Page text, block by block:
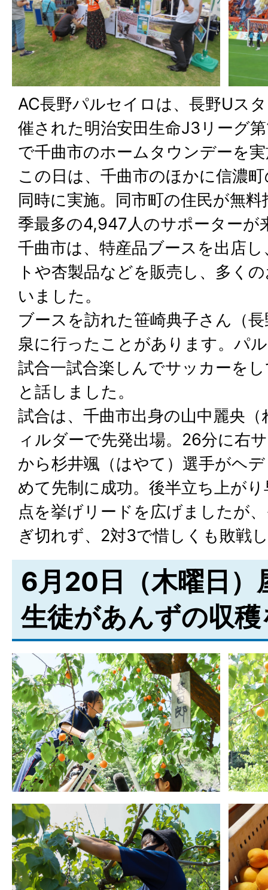
AC長野パルセイロは、長野Uス
催された明治安田生命J3リーグ
で千曲市のホームタウンデーを
この日は、千曲市のほかに信濃
同時に実施。同市町の住民が無
季最多の4,947人のサポーターが
千曲市は、特産品ブースを出店
トや杏製品などを販売し、多く
いました。
ブースを訪れた笹崎典子さん（
泉に行ったことがあります。パ
試合一試合楽しんでサッカーを
と話しました。
試合は、千曲市出身の山中麗央
ィルダーで先発出場。26分に右
から杉井颯（はやて）選手がヘ
めて先制に成功。後半立ち上が
点を挙げリードを広げましたが
ぎ切れず、2対3で惜しくも敗戦
6月20日（木曜日）
生徒があんずの収